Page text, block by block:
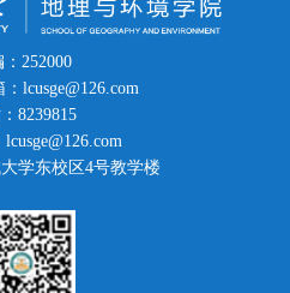
：252000
lcusge@126.com
8239815
学东校区4号教学楼